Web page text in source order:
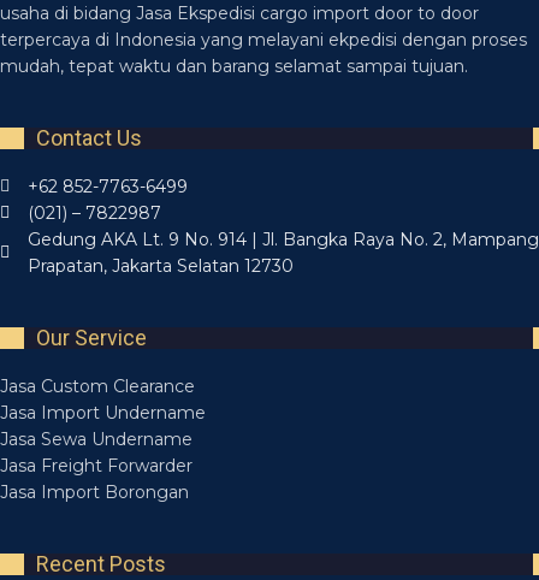
usaha di bidang Jasa Ekspedisi cargo import door to door
terpercaya di Indonesia yang melayani ekpedisi dengan proses
mudah, tepat waktu dan barang selamat sampai tujuan.
Contact Us
+62 852-7763-6499
(021) – 7822987
Gedung AKA Lt. 9 No. 914 | Jl. Bangka Raya No. 2, Mampang
Prapatan, Jakarta Selatan 12730
Our Service
Jasa Custom Clearance
Jasa Import Undername
Jasa Sewa Undername
Jasa Freight Forwarder
Jasa Import Borongan
Recent Posts